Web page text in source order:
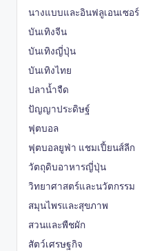
นางแบบและอินฟลูเอนเซอร์
บันเทิงจีน
บันเทิงญี่ปุ่น
บันเทิงไทย
ปลาน้ำจืด
ปัญญาประดิษฐ์
ฟุตบอล
ฟุตบอลยูฟ่า แชมเปี้ยนส์ลีก
วัตถุดิบอาหารญี่ปุ่น
วิทยาศาสตร์และนวัตกรรม
สมุนไพรและสุขภาพ
สวนและพืชผัก
สัตว์เศรษฐกิจ